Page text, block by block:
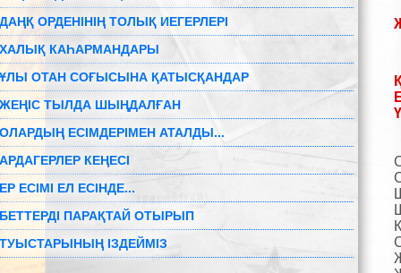
ДАҢҚ ОРДЕНІНІҢ ТОЛЫҚ ИЕГЕРЛЕРІ
ХАЛЫҚ КАҺАРМАНДАРЫ
ҰЛЫ ОТАН СОҒЫСЫНА ҚАТЫСҚАНДАР
ЖЕҢІС ТЫЛДА ШЫҢДАЛҒАН
ОЛАРДЫҢ ЕСІМДЕРІМЕН АТАЛДЫ...
АРДАГЕРЛЕР КЕҢЕСІ
ЕР ЕСІМІ ЕЛ ЕСІНДЕ...
БЕТТЕРДІ ПАРАҚТАЙ ОТЫРЫП
ТУЫСТАРЫНЫҢ ІЗДЕЙМІЗ